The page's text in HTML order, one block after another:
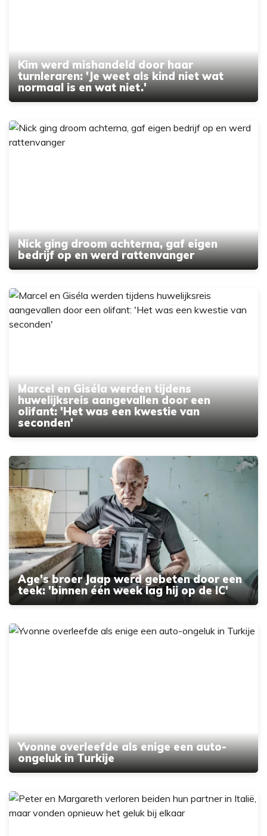
Kim werd mishandeld door haar
turnleraren: 'Je weet als kind niet wat
normaal is en wat niet.'
Nick ging droom achterna, gaf eigen
bedrijf op en werd rattenvanger
Marcel en Giséla werden tijdens
huwelijksreis aangevallen door een
olifant: 'Het was een kwestie van
seconden'
Age's broer Jaap werd gebeten door een
teek: 'binnen één week lag hij op de IC'
Yvonne overleefde als enige een auto-
ongeluk in Turkije